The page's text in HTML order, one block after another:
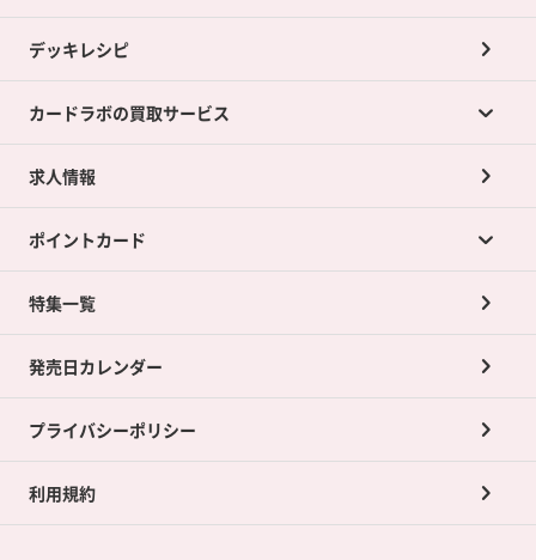
デッキレシピ
カードラボの買取サービス
カードラボの買取サービスTOP
店舗買取について
ネット買取について
買取承諾書について
求人情報
ポイントカード
ポイントカードTOP
ポイント交換景品
特集一覧
発売日カレンダー
プライバシーポリシー
利用規約